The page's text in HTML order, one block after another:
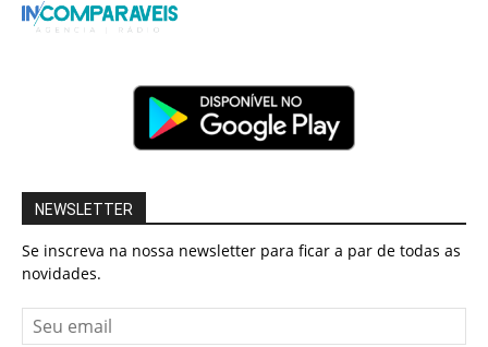
NEWSLETTER
Se inscreva na nossa newsletter para ficar a par de todas as
novidades.